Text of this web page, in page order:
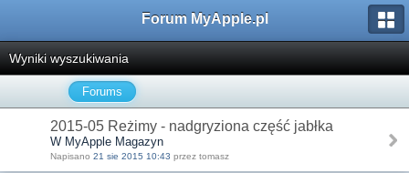
Forum MyApple.pl
Wyniki wyszukiwania
Forums
2015-05 Reżimy - nadgryziona część jabłka
W MyApple Magazyn
Napisano 21 sie 2015 10:43 przez tomasz